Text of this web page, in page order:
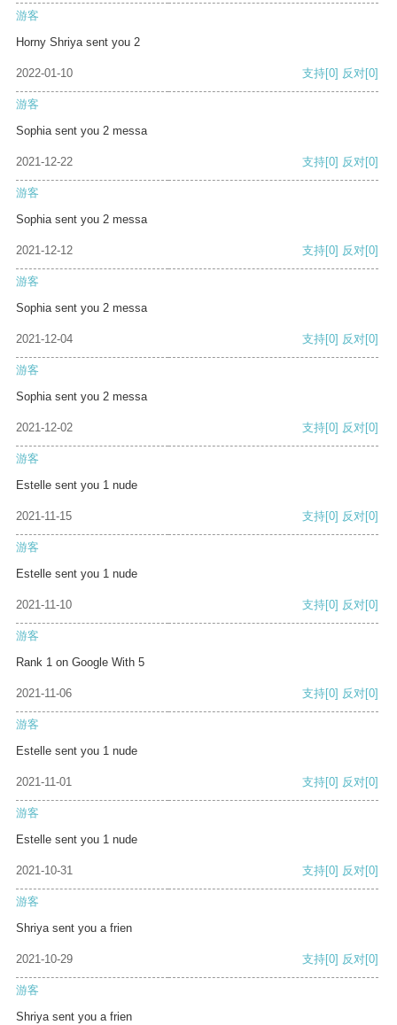
游客
Horny Shriya sent you 2
2022-01-10 支持[0] 反对[0]
游客
Sophia sent you 2 messa
2021-12-22 支持[0] 反对[0]
游客
Sophia sent you 2 messa
2021-12-12 支持[0] 反对[0]
游客
Sophia sent you 2 messa
2021-12-04 支持[0] 反对[0]
游客
Sophia sent you 2 messa
2021-12-02 支持[0] 反对[0]
游客
Estelle sent you 1 nude
2021-11-15 支持[0] 反对[0]
游客
Estelle sent you 1 nude
2021-11-10 支持[0] 反对[0]
游客
Rank 1 on Google With 5
2021-11-06 支持[0] 反对[0]
游客
Estelle sent you 1 nude
2021-11-01 支持[0] 反对[0]
游客
Estelle sent you 1 nude
2021-10-31 支持[0] 反对[0]
游客
Shriya sent you a frien
2021-10-29 支持[0] 反对[0]
游客
Shriya sent you a frien